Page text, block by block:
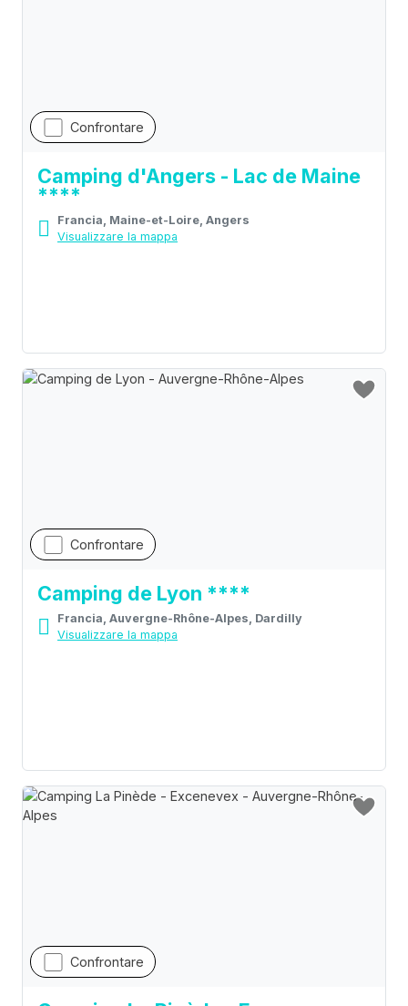
Confrontare
Camping d'Angers - Lac de Maine
****
Francia, Maine-et-Loire, Angers
Visualizzare la mappa
Confrontare
Camping de Lyon ****
Francia, Auvergne-Rhône-Alpes, Dardilly
Visualizzare la mappa
Confrontare